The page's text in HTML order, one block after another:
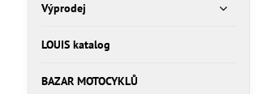
Výprodej
LOUIS katalog
BAZAR MOTOCYKLŮ